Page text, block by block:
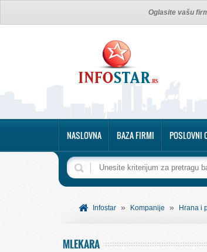
Oglasite vašu
NASLOVNA BAZA FIRMI POSLOVNI
Infostar » Kompanije » Hrana i
MLEKARA